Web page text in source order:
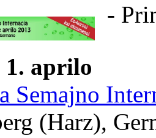
-
1. aprilo
Semajno
(Harz),